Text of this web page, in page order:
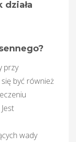
działa
przy
być również
wady